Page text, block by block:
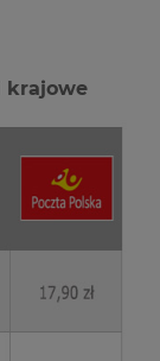
krajowe